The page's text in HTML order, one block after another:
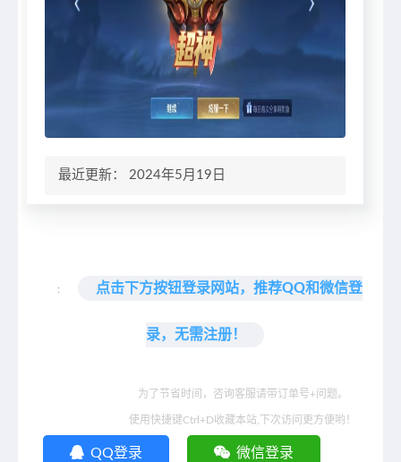
最近更新： 2024年5月19日
: 点击下方按钮登录网站，推荐QQ和微信登
录，无需注册！
为了节省时间，咨询客服请带订单号+问题。
使用快捷键Ctrl+D收藏本站,下次访问更方便哟！
QQ登录 微信登录